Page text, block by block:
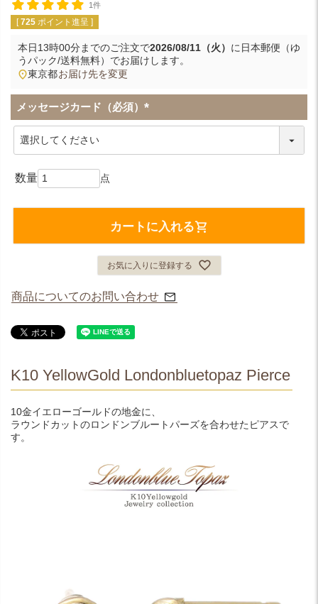
1件
[ 725 ポイント進呈 ]
本日13時00分までのご注文で2026/08/11（火） に 日本郵便（ゆ
うパック/送料無料） でお届けします。
東京都お届け先を変更
メッセージカード（必須）
(
カートに入れる
お気に入りに登録する
商品についてのお問い合わせ
K10 YellowGold Londonbluetopaz Pierce
10金イエローゴールドの地金に、
ラウンドカットのロンドンブルートパーズを合わせたピアスで
す。